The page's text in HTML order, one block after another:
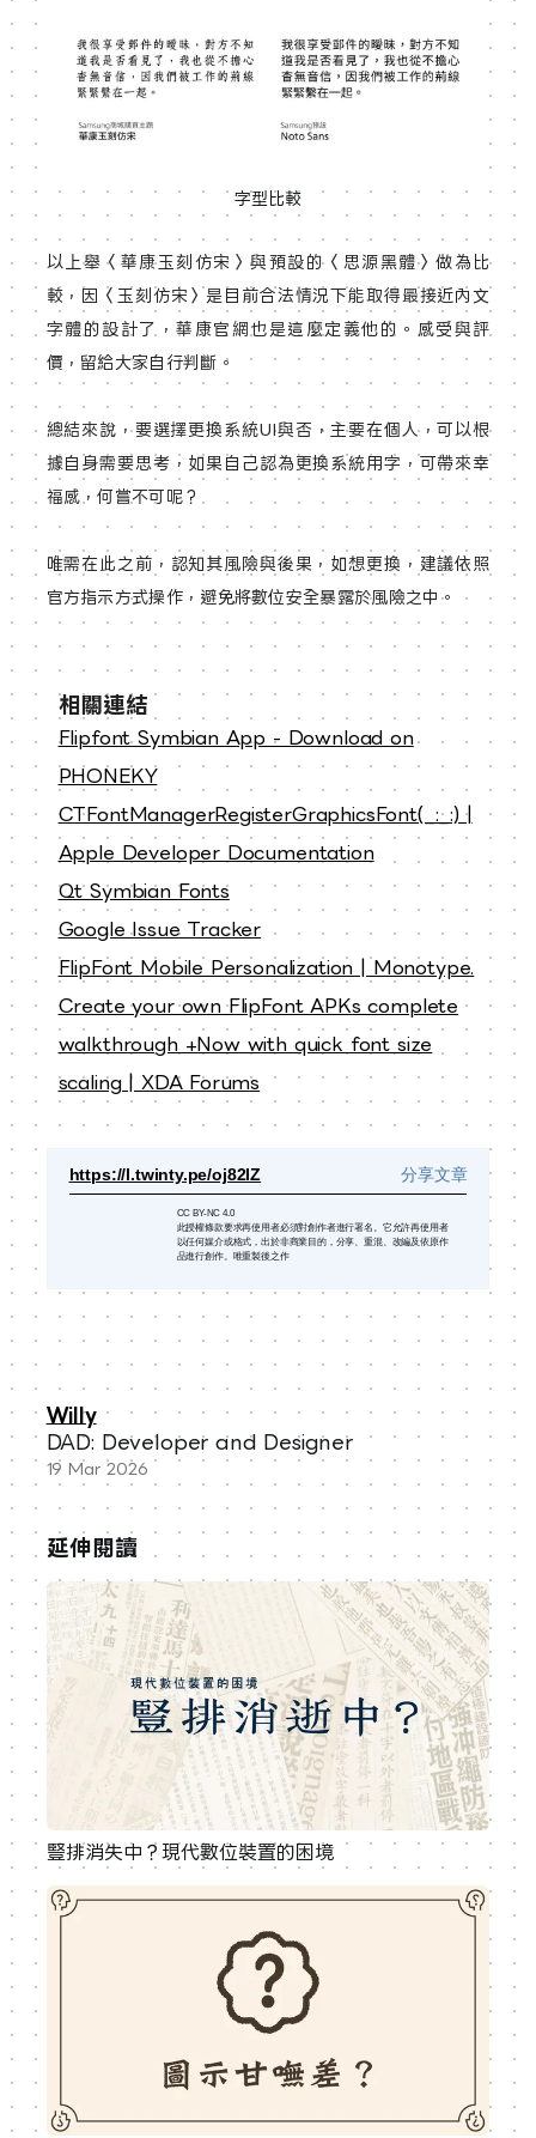
字型比較
以上舉〈華康玉刻仿宋〉與預設的〈思源黑體〉做為比
較，因〈玉刻仿宋〉是目前合法情況下能取得最接近內文
字體的設計了，華康官網也是這麼定義他的。感受與評
價，留給大家自行判斷。
總結來說，要選擇更換系統UI與否，主要在個人，可以根
據自身需要思考，如果自己認為更換系統用字，可帶來幸
福感，何嘗不可呢？
唯需在此之前，認知其風險與後果，如想更換，建議依照
官方指示方式操作，避免將數位安全暴露於風險之中。
相關連結
Flipfont Symbian App - Download on
PHONEKY
CTFontManagerRegisterGraphicsFont(_:_:) |
Apple Developer Documentation
Qt Symbian Fonts
Google Issue Tracker
FlipFont Mobile Personalization | Monotype.
Create your own FlipFont APKs complete
walkthrough +Now with quick font size
scaling | XDA Forums
https://l.twinty.pe/oj82IZ 分享文章
CC BY-NC 4.0
此授權條款要求再使用者必須對創作者進行署名。它允許再使用者
以任何媒介或格式，出於非商業目的，分享、重混、改編及依原作
品進行創作。唯重製後之作
Willy
DAD: Developer and Designer
19 Mar 2026
延伸閱讀
豎排消失中？現代數位裝置的困境